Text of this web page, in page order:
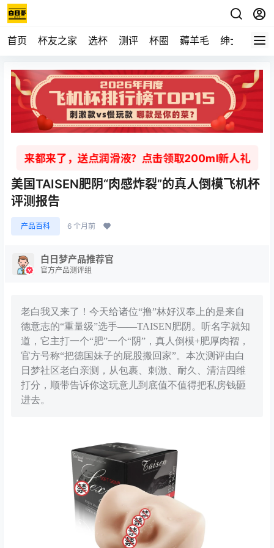
首页 杯友之家 选杯 测评 杯圈 薅羊毛 绅士 视频
来都来了，送点润滑液？点击领取200ml新人礼
美国TAISEN肥阴“肉感炸裂”的真人倒模飞机杯
评测报告
产品百科 6 个月前
白日梦产品推荐官
官方产品测评组
老白我又来了！今天给诸位“撸”林好汉奉上的是来自
德意志的“重量级”选手——TAISEN肥阴。听名字就知
道，它主打一个“肥”一个“阴”，真人倒模+肥厚肉褶，
官方号称“把德国妹子的屁股搬回家”。本次测评由白
日梦社区老白亲测，从包裹、刺激、耐久、清洁四维
打分，顺带告诉你这玩意儿到底值不值得把私房钱砸
进去。